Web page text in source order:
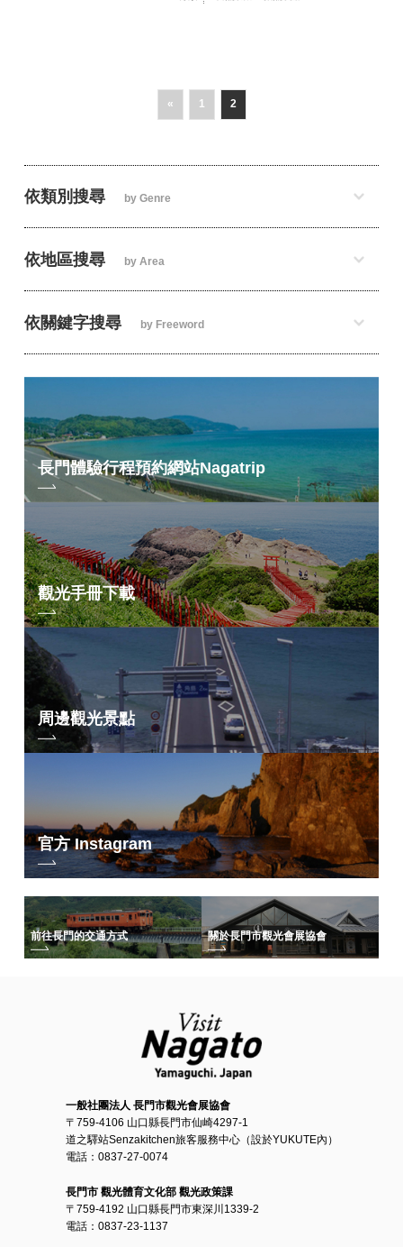
« 1 2
依類別搜尋 by Genre
依地區搜尋 by Area
依關鍵字搜尋 by Freeword
長門體驗行程預約網站Nagatrip
觀光手冊下載
周邊觀光景點
官方 Instagram
前往長門的交通方式 關於長門市觀光會展協會
一般社團法人 長門市觀光會展協會
〒759-4106 山口縣長門市仙崎4297-1
道之驛站Senzakitchen旅客服務中心（設於YUKUTE內）
電話：0837-27-0074
長門市 觀光體育文化部 觀光政策課
〒759-4192 山口縣長門市東深川1339-2
電話：0837-23-1137